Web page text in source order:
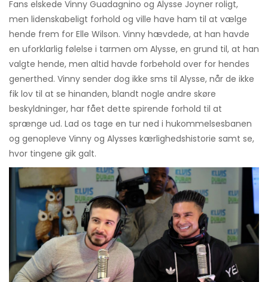
Fans elskede Vinny Guadagnino og Alysse Joyner roligt,
men lidenskabeligt forhold og ville have ham til at vælge
hende frem for Elle Wilson. Vinny hævdede, at han havde
en uforklarlig følelse i tarmen om Alysse, en grund til, at han
valgte hende, men altid havde forbehold over for hendes
generthed. Vinny sender dog ikke sms til Alysse, når de ikke
fik lov til at se hinanden, blandt nogle andre skøre
beskyldninger, har fået dette spirende forhold til at
sprænge ud. Lad os tage en tur ned i hukommelsesbanen
og genopleve Vinny og Alysses kærlighedshistorie samt se,
hvor tingene gik galt.